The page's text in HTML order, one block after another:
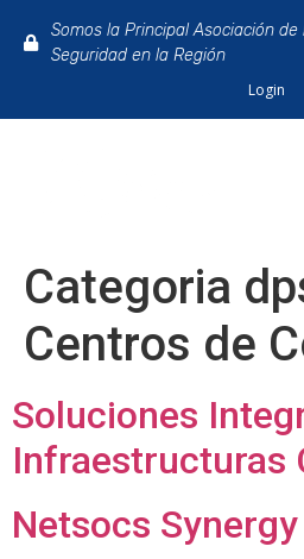
Somos la Principal Asociación
Seguridad en la Región
Login
Categoria
Centros de
Soluciones
Infraestructuras
Netsocs Synergy